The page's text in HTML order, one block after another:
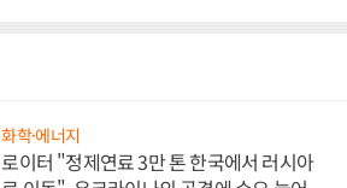
화학·에너지
로이터 "정제연료 3만 톤 한국에서 러시아